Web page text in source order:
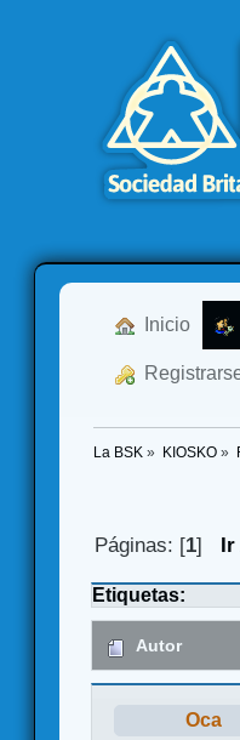
Inicio
La BSK » KIOSKO»
Páginas: [1]
Etiquetas:
Autor
Oca